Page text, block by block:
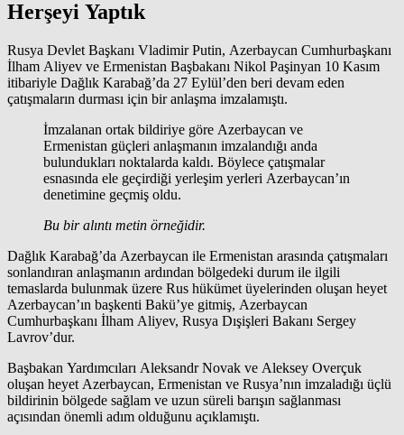
Herşeyi Yaptık
Rusya Devlet Başkanı Vladimir Putin, Azerbaycan Cumhurbaşkanı
İlham Aliyev ve Ermenistan Başbakanı Nikol Paşinyan 10 Kasım
itibariyle Dağlık Karabağ’da 27 Eylül’den beri devam eden
çatışmaların durması için bir anlaşma imzalamıştı.
İmzalanan ortak bildiriye göre Azerbaycan ve
Ermenistan güçleri anlaşmanın imzalandığı anda
bulundukları noktalarda kaldı. Böylece çatışmalar
esnasında ele geçirdiği yerleşim yerleri Azerbaycan’ın
denetimine geçmiş oldu.
Bu bir alıntı metin örneğidir.
Dağlık Karabağ’da Azerbaycan ile Ermenistan arasında çatışmaları
sonlandıran anlaşmanın ardından bölgedeki durum ile ilgili
temaslarda bulunmak üzere Rus hükümet üyelerinden oluşan heyet
Azerbaycan’ın başkenti Bakü’ye gitmiş, Azerbaycan
Cumhurbaşkanı İlham Aliyev, Rusya Dışişleri Bakanı Sergey
Lavrov’dur.
Başbakan Yardımcıları Aleksandr Novak ve Aleksey Overçuk
oluşan heyet Azerbaycan, Ermenistan ve Rusya’nın imzaladığı üçlü
bildirinin bölgede sağlam ve uzun süreli barışın sağlanması
açısından önemli adım olduğunu açıklamıştı.